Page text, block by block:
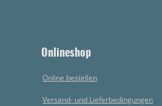
Onlineshop
Online bestellen
Versand- und Lieferbedingungen